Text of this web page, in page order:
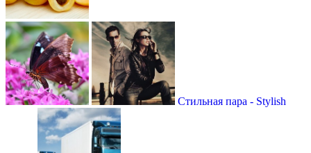
Стильная пара - Stylish